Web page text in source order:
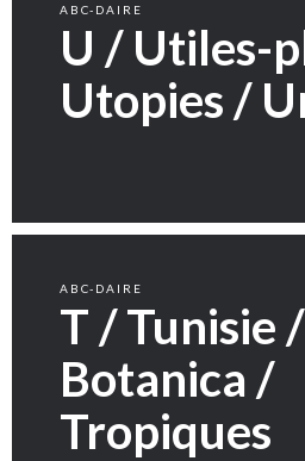
ABC-DAIRE
U / Utiles-
Utopies /
ABC-DAIRE
T / Tunisie
Botanica /
Tropiques